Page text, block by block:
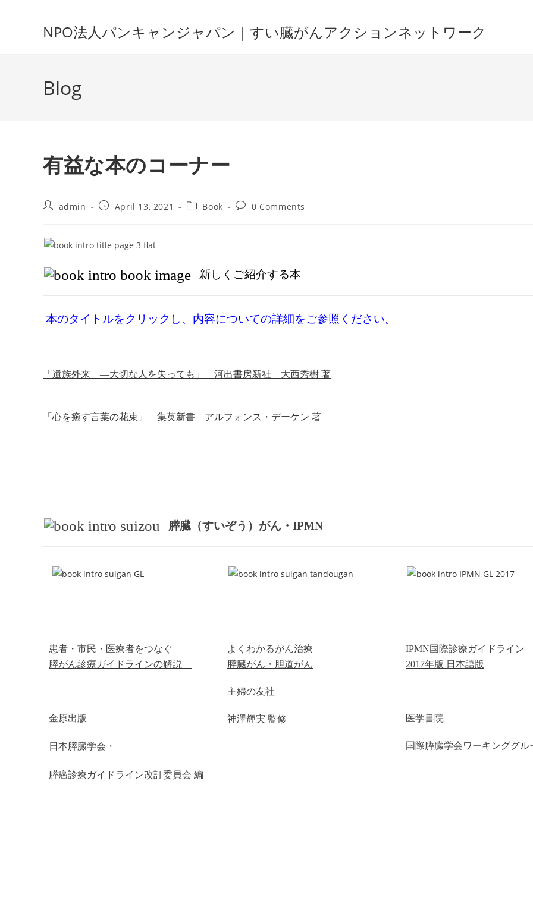
NPO法人パンキャンジャパン｜すい臓がんアクションネットワーク
Blog
有益な本のコーナー
Postadmin
PostApril 13, 2021
PostBook
Post0 Comments
新しくご紹介する本
本のタイトルをクリックし、内容についての詳細をご参照ください。
「遺族外来 —大切な人を失っても」 河出書房新社 大西秀樹 著
「心を癒す言葉の花束」 集英新書 アルフォンス・デーケン 著
膵臓（すいぞう）がん・IPMN
患者・市民・医療者をつなぐ
膵がん診療ガイドラインの解説
金原出版
日本膵臓学会・
膵癌診療ガイドライン改訂委員会 編
よくわかるがん治療
膵臓がん・胆道がん
主婦の友社
神澤輝実 監修
IPMN国際診療ガイドライン
2017年版 日本語版
医学書院
国際膵臓学会ワーキンググル